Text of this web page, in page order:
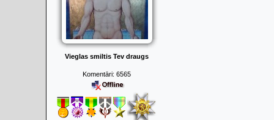
Vieglas smiltis Tev draugs
Komentāri: 6565